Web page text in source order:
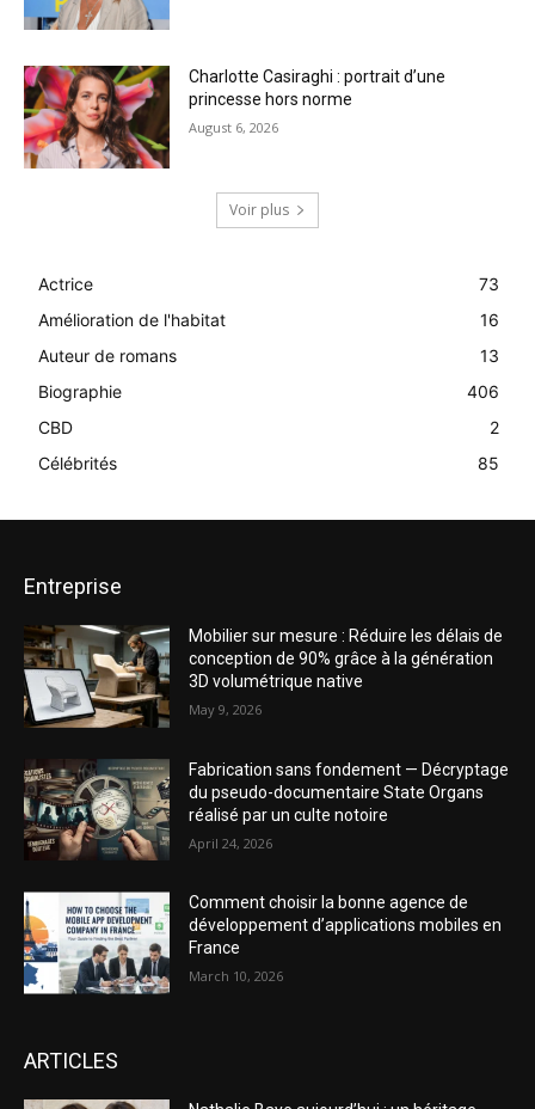
Charlotte Casiraghi : portrait d’une
princesse hors norme
August 6, 2026
Voir plus
Actrice
73
Amélioration de l'habitat
16
Auteur de romans
13
Biographie
406
CBD
2
Célébrités
85
Entreprise
Mobilier sur mesure : Réduire les délais de
conception de 90% grâce à la génération
3D volumétrique native
May 9, 2026
Fabrication sans fondement — Décryptage
du pseudo-documentaire State Organs
réalisé par un culte notoire
April 24, 2026
Comment choisir la bonne agence de
développement d’applications mobiles en
France
March 10, 2026
ARTICLES